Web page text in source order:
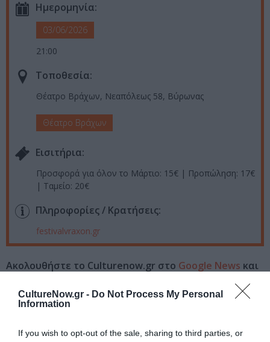
CultureNow.gr - Do Not Process My Personal
Information
If you wish to opt-out of the sale, sharing to third parties, or
Ημερομηνία:
03/06/2026
21:00
Τοποθεσία:
Θέατρο Βράχων, Νεαπόλεως 58, Βύρωνας
Θέατρο Βράχων
Eισιτήρια:
Προσφορά για όλον το Μάρτιο: 15€ | Προπώληση: 17€
| Ταμείο: 20€
Πληροφορίες / Κρατήσεις:
festivalvraxon.gr
Ακολουθήστε το Culturenow.gr στο Google News και
Δείτε όλα τα